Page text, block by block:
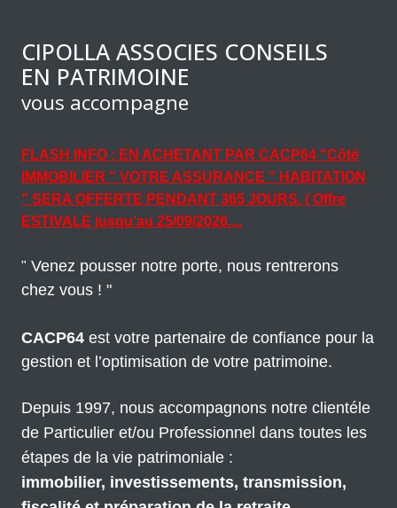
CIPOLLA ASSOCIES CONSEILS
EN PATRIMOINE
vous accompagne
FLASH INFO ; EN ACHETANT PAR CACP64 "Côté
IMMOBILIER " VOTRE ASSURANCE " HABITATION
" SERA OFFERTE PENDANT 365 JOURS. ( Offre
ESTIVALE jusqu'au 25/09/2026....
" Venez pousser notre porte, nous rentrerons
chez vous ! "
CACP64 est votre partenaire de confiance pour la
gestion et l’optimisation de votre patrimoine.
Depuis 1997, nous accompagnons notre clientéle
de Particulier et/ou Professionnel dans toutes les
étapes de la vie patrimoniale :
immobilier, investissements, transmission,